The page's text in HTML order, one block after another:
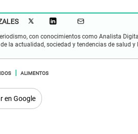
con conocimientos como Analista
la actualidad, sociedad y tendencias de salud y
ALIMENTOS
en Google